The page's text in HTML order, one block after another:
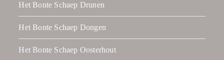
Het Bonte Schaep Drunen
Het Bonte Schaep Dongen
Het Bonte Schaep Oosterhout